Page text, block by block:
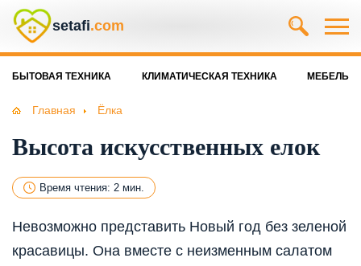
setafi.com
БЫТОВАЯ ТЕХНИКА КЛИМАТИЧЕСКАЯ ТЕХНИКА МЕБЕЛЬ
Главная Ёлка
Высота искусственных елок
Время чтения: 2 мин.
Невозможно представить Новый год без зеленой
красавицы. Она вместе с неизменным салатом